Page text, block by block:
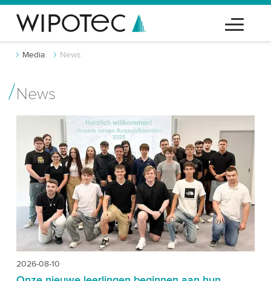
Media News
News
2026-08-10